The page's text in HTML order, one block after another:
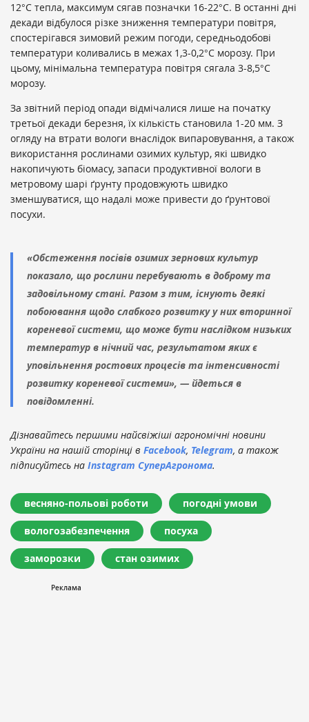
12°С тепла, максимум сягав позначки 16-22°С. В останні дні
декади відбулося різке зниження температури повітря,
спостерігався зимовий режим погоди, середньодобові
температури коливались в межах 1,3-0,2°С морозу. При
цьому, мінімальна температура повітря сягала 3-8,5°С
морозу.
За звітний період опади відмічалися лише на початку
третьої декади березня, їх кількість становила 1-20 мм. З
огляду на втрати вологи внаслідок випаровування, а також
використання рослинами озимих культур, які швидко
накопичують біомасу, запаси продуктивної вологи в
метровому шарі ґрунту продовжують швидко
зменшуватися, що надалі може привести до ґрунтової
посухи.
«Обстеження посівів озимих зернових культур
показало, що рослини перебувають в доброму та
задовільному стані. Разом з тим, існують деякі
побоювання щодо слабкого розвитку у них вторинної
кореневої системи, що може бути наслідком низьких
температур в нічний час, результатом яких є
уповільнення ростових процесів та інтенсивності
розвитку кореневої системи», — йдеться в
повідомленні.
Дізнавайтесь першими найсвіжіші агрономічні новини
України на нашій сторінці в Facebook, Telegram, а також
підписуйтесь на Instagram СуперАгронома.
весняно-польові роботи погодні умови
вологозабезпечення посуха
заморозки стан озимих